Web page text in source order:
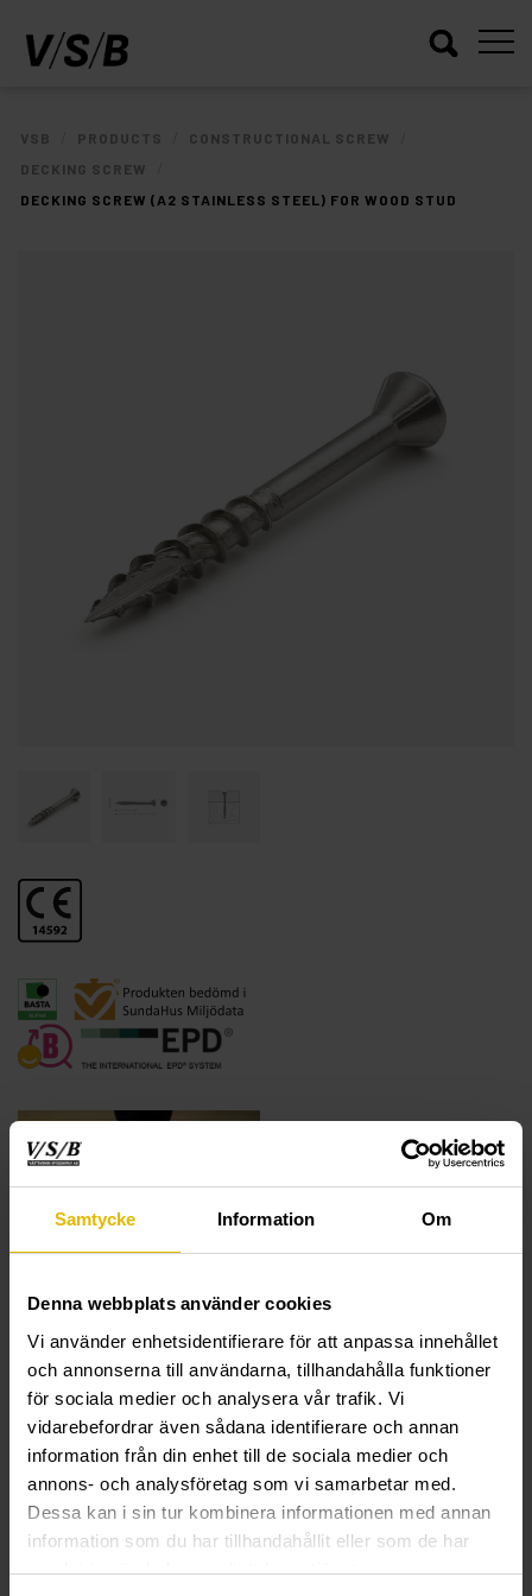
Samtycke Information Om
Denna webbplats använder cookies
Vi använder enhetsidentifierare för att anpassa innehållet
och annonserna till användarna, tillhandahålla funktioner
för sociala medier och analysera vår trafik. Vi
vidarebefordrar även sådana identifierare och annan
information från din enhet till de sociala medier och
annons- och analysföretag som vi samarbetar med.
Dessa kan i sin tur kombinera informationen med annan
information som du har tillhandahållit eller som de har
samlat in när du har använt deras tjänster.
VSB PRODUCTS CONSTRUCTIONAL SCREW
DECKING SCREW
DECKING SCREW (A2 STAINLESS STEEL) FOR WOOD STUD
Installation instructions Decking
TECHNICAL INFORMATION
Decking screw (A2 stainless steel) for wood
stud
Function:Sharp tip and threads adapted for anchoring in
wood. The threads immediately grip and tighten the screw
to the decking, while the grooves underneath the head sink